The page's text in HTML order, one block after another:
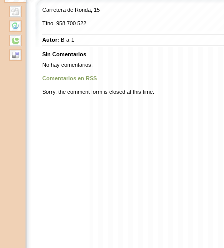
Carretera de Ronda, 15
Tfno. 958 700 522
Autor: B-a-1
Sin Comentarios
No hay comentarios.
Comentarios en RSS
Sorry, the comment form is closed at this time.